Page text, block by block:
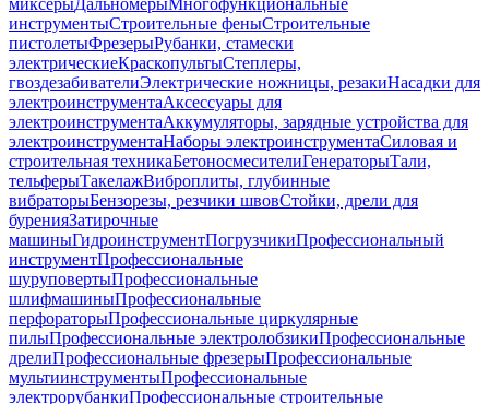
миксерыДальномерыМногофункциональные
инструментыСтроительные феныСтроительные
пистолетыФрезерыРубанки, стамески
электрическиеКраскопультыСтеплеры,
гвоздезабивателиЭлектрические ножницы, резакиНасадки для
электроинструментаАксессуары для
электроинструментаАккумуляторы, зарядные устройства для
электроинструментаНаборы электроинструментаСиловая и
строительная техникаБетоносмесителиГенераторыТали,
тельферыТакелажВиброплиты, глубинные
вибраторыБензорезы, резчики швовСтойки, дрели для
буренияЗатирочные
машиныГидроинструментПогрузчикиПрофессиональный
инструментПрофессиональные
шуруповертыПрофессиональные
шлифмашиныПрофессиональные
перфораторыПрофессиональные циркулярные
пилыПрофессиональные электролобзикиПрофессиональные
дрелиПрофессиональные фрезерыПрофессиональные
мультиинструментыПрофессиональные
электрорубанкиПрофессиональные строительные